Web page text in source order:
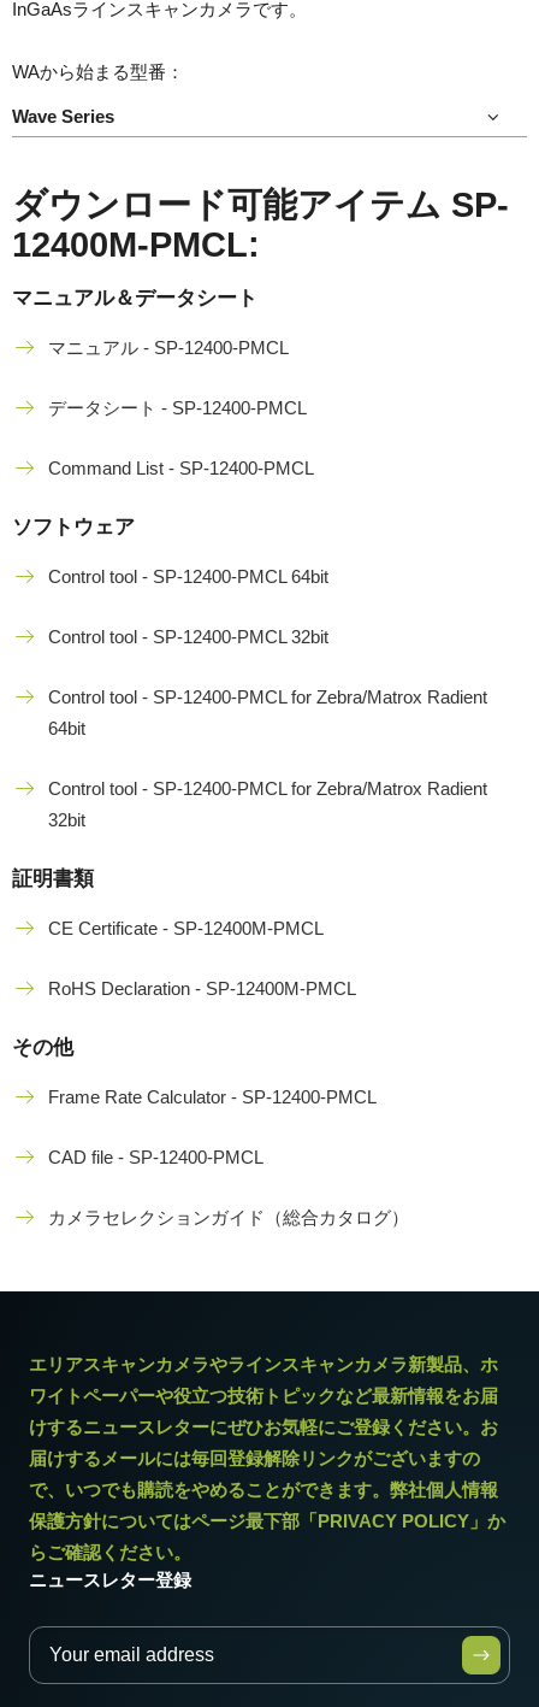
InGaAsラインスキャンカメラです。
WAから始まる型番：
Wave Series
ダウンロード可能アイテム SP-
12400M-PMCL:
マニュアル＆データシート
マニュアル - SP-12400-PMCL
データシート - SP-12400-PMCL
Command List - SP-12400-PMCL
ソフトウェア
Control tool - SP-12400-PMCL 64bit
Control tool - SP-12400-PMCL 32bit
Control tool - SP-12400-PMCL for Zebra/Matrox Radient
64bit
Control tool - SP-12400-PMCL for Zebra/Matrox Radient
32bit
証明書類
CE Certificate - SP-12400M-PMCL
RoHS Declaration - SP-12400M-PMCL
その他
Frame Rate Calculator - SP-12400-PMCL
CAD file - SP-12400-PMCL
カメラセレクションガイド（総合カタログ）
エリアスキャンカメラやラインスキャンカメラ新製品、ホ
ワイトペーパーや役立つ技術トピックなど最新情報をお届
けするニュースレターにぜひお気軽にご登録ください。お
届けするメールには毎回登録解除リンクがございますの
で、いつでも購読をやめることができます。弊社個人情報
保護方針についてはページ最下部「PRIVACY POLICY」か
らご確認ください。
ニュースレター登録